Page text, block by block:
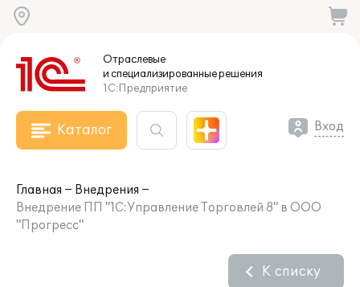
Отраслевые
и специализированныерешения
1С:Предприятие
Каталог Вход
Главная
Внедрения
Внедрение ПП "1С:Управление Торговлей 8" в ООО
"Прогресс"
К списку